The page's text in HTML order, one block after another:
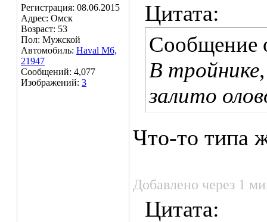
Регистрация: 08.06.2015
Адрес: Омск
Возраст: 53
Пол: Мужской
Автомобиль: Haval M6,
21947
Сообщений: 4,077
Изображений: 3
Цитата:
Сообщение
В
залито
Что-то типа
Добавлено через 1
Цитата: